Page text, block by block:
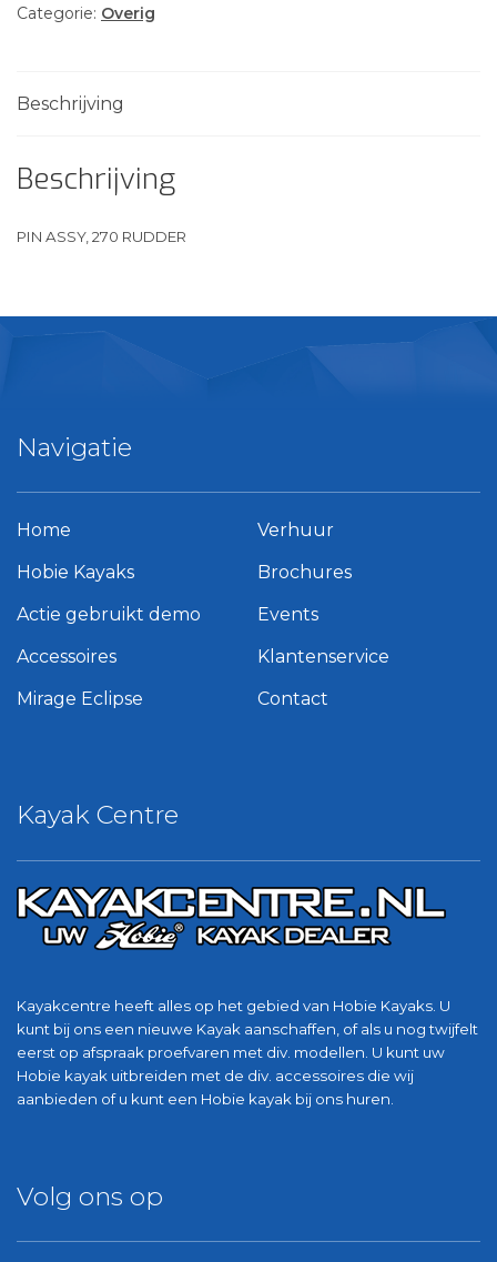
Categorie: Overig
Beschrijving
Beschrijving
PIN ASSY, 270 RUDDER
Kayak Centre
Kayakcentre heeft alles op het gebied van Hobie Kayaks. U
kunt bij ons een nieuwe Kayak aanschaffen, of als u nog twijfelt
eerst op afspraak proefvaren met div. modellen. U kunt uw
Hobie kayak uitbreiden met de div. accessoires die wij
aanbieden of u kunt een Hobie kayak bij ons huren.
Navigatie
Home
Hobie Kayaks
Actie gebruikt demo
Accessoires
Mirage Eclipse
Verhuur
Brochures
Events
Klantenservice
Contact
Volg ons op